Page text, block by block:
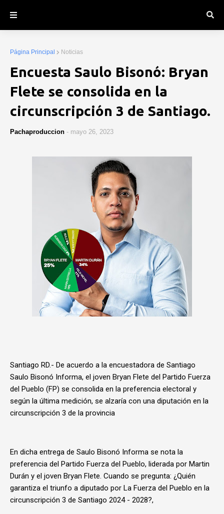
Página Principal Noticias
Encuesta Saulo Bisonó: Bryan
Flete se consolida en la
circunscripción 3 de Santiago.
Pachaproduccion - mayo 26, 2023
Santiago RD.- De acuerdo a la encuestadora de Santiago
Saulo Bisonó Informa, el joven Bryan Flete del Partido Fuerza
del Pueblo (FP) se consolida en la preferencia electoral y
según la última medición, se alzaría con una diputación en la
circunscripción 3 de la provincia
En dicha entrega de Saulo Bisonó Informa se nota la
preferencia del Partido Fuerza del Pueblo, liderada por Martin
Durán y el joven Bryan Flete. Cuando se pregunta: ¿Quién
garantiza el triunfo a diputado por La Fuerza del Pueblo en la
circunscripción 3 de Santiago 2024 - 2028?,